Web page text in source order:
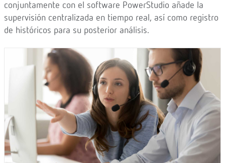
conjuntamente con el software PowerStudio añade la
supervisión centralizada en tiempo real, así como registro
de históricos para su posterior análisis.